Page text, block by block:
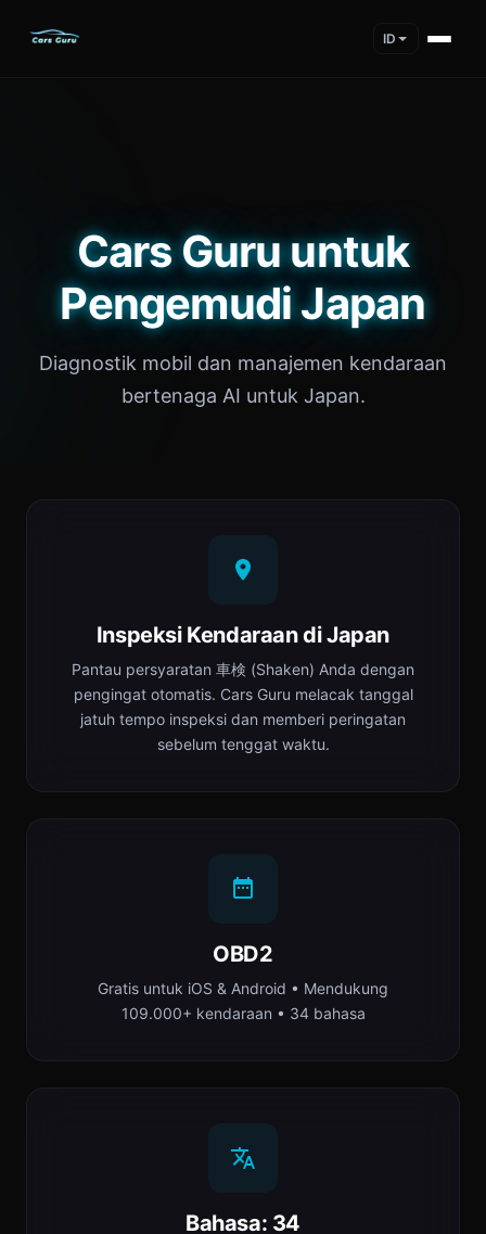
ID
Cars Guru untuk
Pengemudi Japan
Diagnostik mobil dan manajemen kendaraan
bertenaga AI untuk Japan.
Inspeksi Kendaraan di Japan
Pantau persyaratan 車検 (Shaken) Anda dengan
pengingat otomatis. Cars Guru melacak tanggal
jatuh tempo inspeksi dan memberi peringatan
sebelum tenggat waktu.
OBD2
Gratis untuk iOS & Android • Mendukung
109.000+ kendaraan • 34 bahasa
Bahasa: 34